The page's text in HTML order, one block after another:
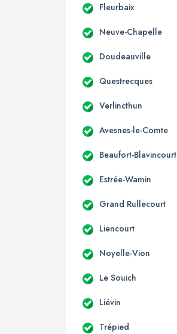
Fleurbaix
Neuve-Chapelle
Doudeauville
Questrecques
Verlincthun
Avesnes-le-Comte
Beaufort-Blavincourt
Estrée-Wamin
Grand Rullecourt
Liencourt
Noyelle-Vion
Le Souich
Liévin
Trépied